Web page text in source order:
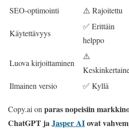
SEO-optimointi ⚠️ Rajoitettu
Käytettävyys
✅ Erittäin
helppo
Luova kirjoittaminen
⚠️
Ilmainen versio ✅ Kyllä
Copy.ai on paras nopeisiin
ChatGPT jaJasper AIovat